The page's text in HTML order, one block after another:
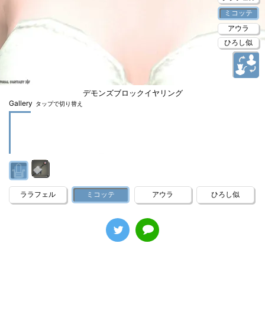
デモンズブロックイヤリング
ミコッテ
アウラ
ひろし似
Gallery タップで切り替え
ララフェル ミコッテ アウラ ひろし似